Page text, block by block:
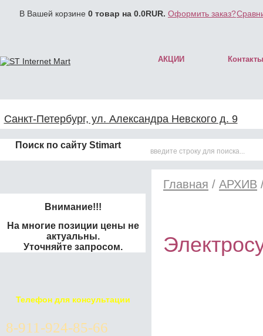
В Вашей корзине 0 товар на 0.0RUR. Оформить заказ?
АКЦИИ Контакты
Санкт-Петербург, ул. Александра Невского д. 9
Поиск по сайту Stimart
Внимание!!!
На многие позиции цены не
актуальны.
Уточняйте запросом.
Телефон для консультации
8-911-924-85-66
Главная / АРХИВ